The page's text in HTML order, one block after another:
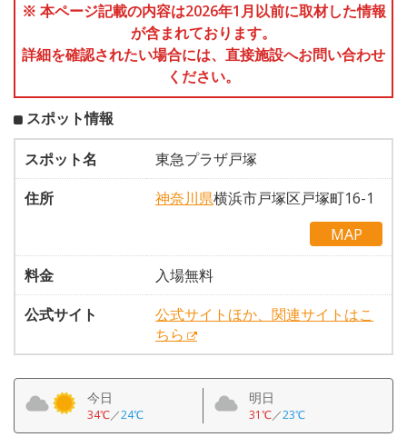
※ 本ページ記載の内容は2026年1月以前に取材した情報
が含まれております。
詳細を確認されたい場合には、直接施設へお問い合わせ
ください。
スポット情報
スポット名
東急プラザ戸塚
住所
神奈川県横浜市戸塚区戸塚町16-1
MAP
料金
入場無料
公式サイト
公式サイトほか、関連サイトはこ
ちら
今日
34℃／24℃
明日
31℃／23℃